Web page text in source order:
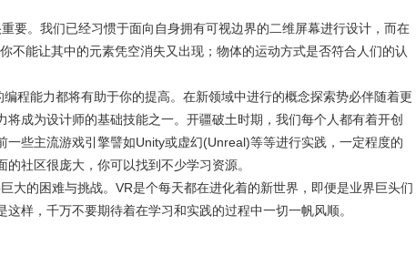
要。我们已经习惯于面向自身拥有可视边界的二维屏幕进行设计，而在
不能让其中的元素凭空消失又出现；物体的运动方式是否符合人们的认
程能力都将有助于你的提高。在新领域中进行的概念探索势必伴随着更
将成为设计师的基础技能之一。开疆破土时期，我们每个人都有着开创
一些主流游戏引擎譬如Unity或虚幻(Unreal)等等进行实践，一定程度的
社区很庞大，你可以找到不少学习资源。
大的困难与挑战。VR是个每天都在进化着的新世界，即便是业界巨头们
样，千万不要期待着在学习和实践的过程中一切一帆风顺。